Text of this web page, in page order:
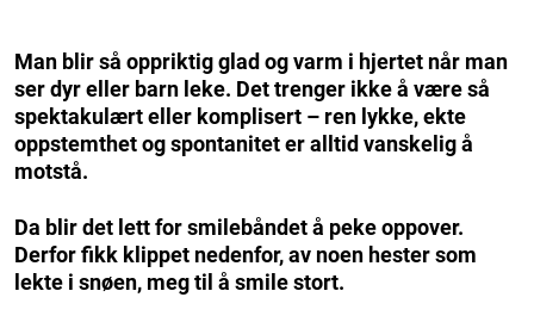
Man blir så oppriktig glad og varm i hjertet når man
ser dyr eller barn leke. Det trenger ikke å være så
spektakulært eller komplisert – ren lykke, ekte
oppstemthet og spontanitet er alltid vanskelig å
motstå.
Da blir det lett for smilebåndet å peke oppover.
Derfor fikk klippet nedenfor, av noen hester som
lekte i snøen, meg til å smile stort.